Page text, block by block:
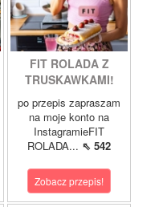
FIT ROLADA Z
TRUSKAWKAMI!
po przepis zapraszam
na moje konto na
InstagramieFIT
ROLADA... ⇖ 542
Zobacz przepis!